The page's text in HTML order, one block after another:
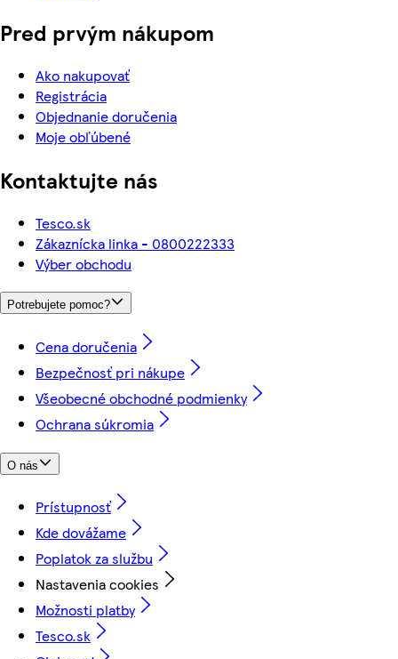
Pred prvým nákupom
Ako nakupovať
Registrácia
Objednanie doručenia
Moje obľúbené
Kontaktujte nás
Tesco.sk
Zákaznícka linka - 0800222333
Výber obchodu
Potrebujete pomoc?
Cena doručenia
Bezpečnosť pri nákupe
Všeobecné obchodné podmienky
Ochrana súkromia
O nás
Prístupnosť
Kde dovážame
Poplatok za službu
Nastavenia cookies
Možnosti platby
Tesco.sk